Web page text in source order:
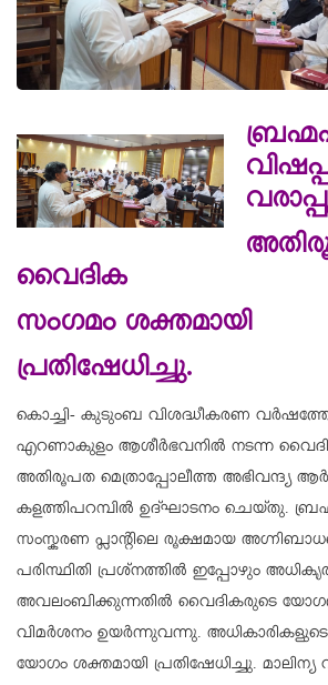
വൈദിക
സംഗമം ശക്തമായി
പ്രതിഷേധിച്ചു.
കൊച്ചി- കുടുംബ വിശദ്ധീകരണ
എറണാകുളം ആശീർഭവനിൽ നടന്ന
അതിരൂപത മെത്രാപ്പോലീത്ത അഭിവന്ദ്യ
കളത്തിപറമ്പിൽ ഉദ്ഘാടനം ചെയ്തു.
സംസ്കരണ പ്ലാന്റിലെ രൂക്ഷമായ
പരിസ്ഥിതി പ്രശ്നത്തിൽ ഇപ്പോഴും
അവലംബിക്കുന്നതിൽ വൈദികരുടെ
വിമർശനം ഉയർന്നുവന്നു.
യോഗം ശക്തമായി പ്രതിഷേധിച്ചു.